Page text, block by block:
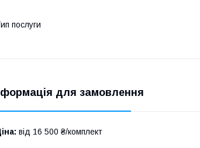
послуги
для замовлення
від 16 500 ₴/комплект